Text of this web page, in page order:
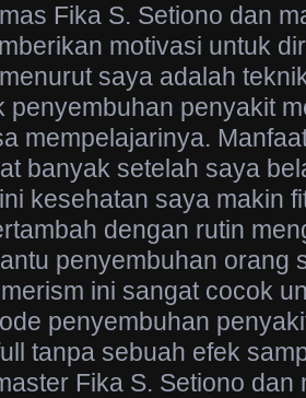
Fika S. Setiono dan
motivasi untuk
saya adalah
penyembuhan penyakit
mempelajarinya.
banyak setelah saya
kesehatan saya makin
dengan rutin
penyembuhan orang
ini sangat cocok
penyembuhan
tanpa sebuah efek
Fika S. Setiono dan